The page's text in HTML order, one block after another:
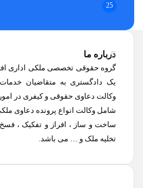
25
درباره ما
گروه حقوقی تخصصی ملکی اداری
یک دادگستری به متقاضیان
وکالت دعاوی حقوقی و کیفری در
شامل وکالت انواع پرونده دعاوی
ساخت و ساز ، افراز و تفکیک ،
تخلیه ملک و … می باشد.